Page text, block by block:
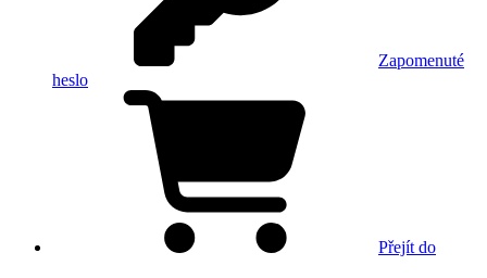
Zapomenuté
heslo
Přejít do